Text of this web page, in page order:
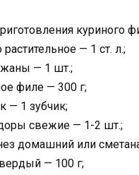
куриного
растительное — 1 ст. л.;
— 1 шт.;
филе — 300 г;
— 1 зубчик;
свежие — 1-2 шт.;
домашний или
— 100 г;